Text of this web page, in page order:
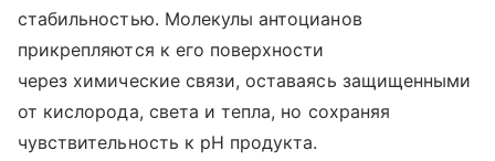
стабильностью. Молекулы антоцианов
прикрепляются к его поверхности
через химические связи, оставаясь защищенными
от кислорода, света и тепла, но сохраняя
чувствительность к pH продукта.